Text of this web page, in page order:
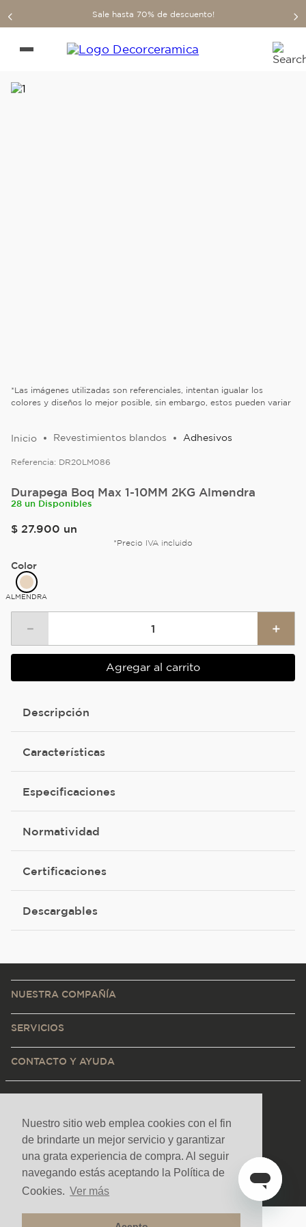
Nuestro sitio web emplea cookies con el fin
de brindarte un mejor servicio y garantizar
una grata experiencia de compra. Al seguir
navegando estás aceptando la Política de
Cookies. Ver más
Sale hasta 70% de descuento!
*Las imágenes utilizadas son referenciales, intentan igualar los
colores y diseños lo mejor posible, sin embargo, estos pueden variar
Revestimientos blandos Adhesivos
Referencia: DR20LM086
Durapega Boq Max 1-10MM 2KG Almendra
28 un Disponibles
$ 27.900 un
*Precio IVA incluido
Color
ALMENDRA
＋
－
Agregar al carrito
Descripción
Características
Especificaciones
Normatividad
Certificaciones
Descargables
NUESTRA COMPAÑÍA
SERVICIOS
CONTACTO Y AYUDA